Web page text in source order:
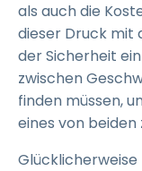
als auch die
dieser Druck mit
der Sicherheit
zwischen
finden müssen,
eines von beiden
Glücklicherweise